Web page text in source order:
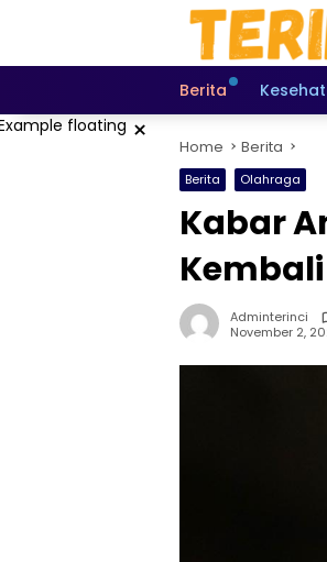
Berita
× Home Berita
Berita Olahraga
Kabar
Adminterinci
November 2,